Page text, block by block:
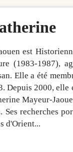
est
(1983-1987),
Elle a été
Depuis 2000,
Mayeur-
recherches
d'Orient...